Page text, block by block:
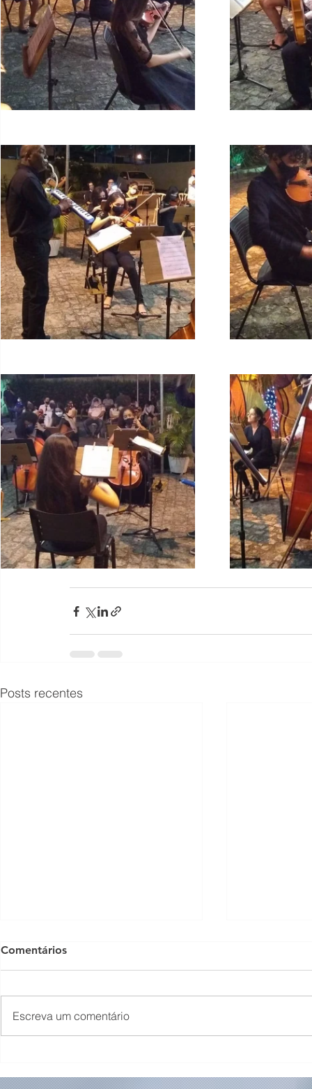
Posts recentes
ao Dia dos Pais🩵
Violino🎻
Comentários
Escreva um comentário